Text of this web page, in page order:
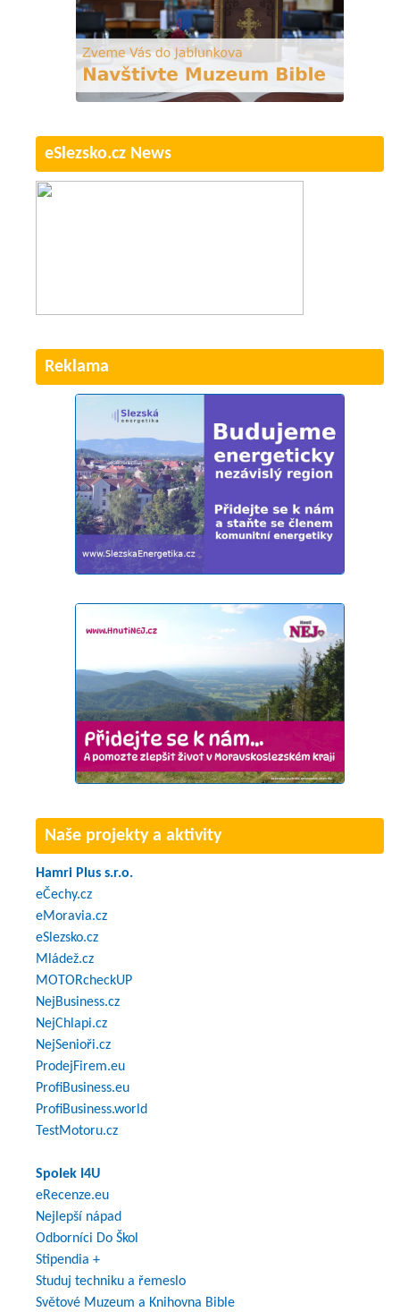
eSlezsko.cz News
Reklama
Naše projekty a aktivity
Hamri Plus s.r.o.
eČechy.cz
eMoravia.cz
eSlezsko.cz
Mládež.cz
MOTORcheckUP
NejBusiness.cz
NejChlapi.cz
NejSenioři.cz
ProdejFirem.eu
ProfiBusiness.eu
ProfiBusiness.world
TestMotoru.cz
Spolek I4U
eRecenze.eu
Nejlepší nápad
Odborníci Do Škol
Stipendia +
Studuj techniku a řemeslo
Světové Muzeum a Knihovna Bible